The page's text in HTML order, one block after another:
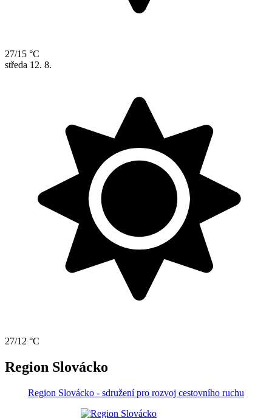
27/15 °C
středa 12. 8.
27/12 °C
Region Slovácko
Region Slovácko - sdružení pro rozvoj cestovního ruchu